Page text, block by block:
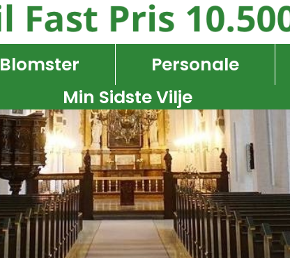
Blomster Personale
Min Sidste Vilje